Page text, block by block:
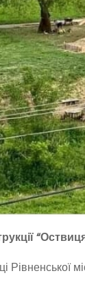
Рівненської